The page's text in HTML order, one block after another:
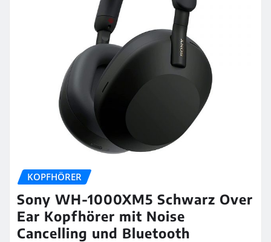
KOPFHÖRER
Sony WH-1000XM5 Schwarz Over
Ear Kopfhörer mit Noise
Cancelling und Bluetooth